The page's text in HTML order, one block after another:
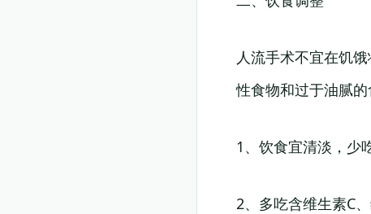
人流手术不宜在饥
性食物和过于油腻的
1、饮食宜清淡，少
2、多吃含维生素C